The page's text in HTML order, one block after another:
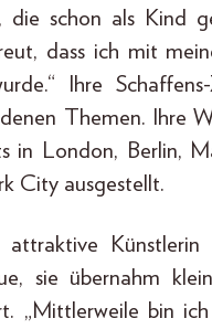
die schon als Kind
dass ich mit
Ihre
Themen. Ihre
in London, Berlin,
City ausgestellt.
sie übernahm
„Mittlerweile bin